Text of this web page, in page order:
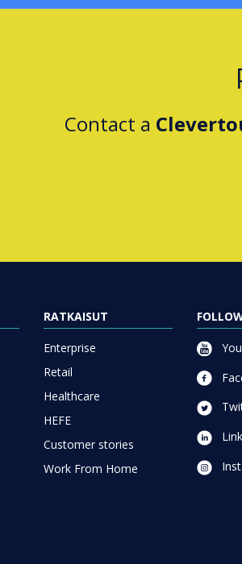
Contact a
RATKAISUT
Enterprise
Retail
Healthcare
HEFE
Customer stories
Work From Home